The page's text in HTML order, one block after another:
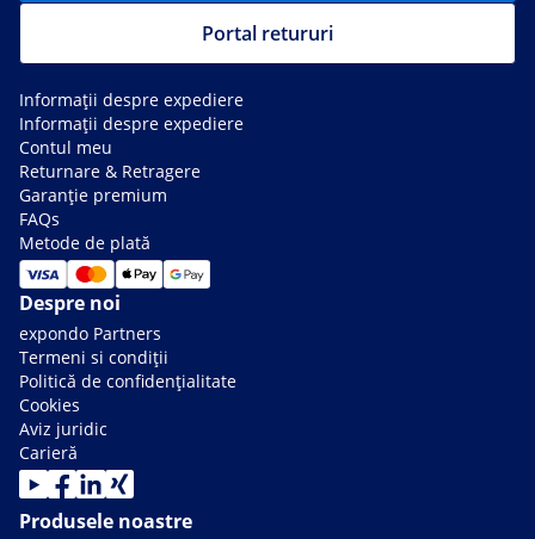
Portal retururi
Informații despre expediere
Informații despre expediere
Contul meu
Returnare & Retragere
Garanție premium
FAQs
Metode de plată
Despre noi
expondo Partners
Termeni si condiții
Politică de confidențialitate
Cookies
Aviz juridic
Carieră
Produsele noastre